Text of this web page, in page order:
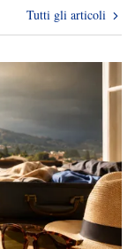
Tutti gli articoli